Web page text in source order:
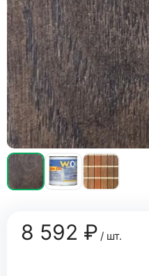
8 592 ₽/ шт.